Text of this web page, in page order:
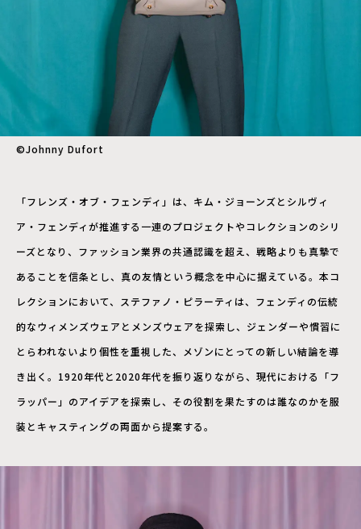
©︎Johnny Dufort
「フレンズ・オブ・フェンディ」は、キム・ジョーンズとシルヴィ
ア・フェンディが推進する一連のプロジェクトやコレクションのシリ
ーズとなり、ファッション業界の共通認識を超え、戦略よりも真摯で
あることを信条とし、真の友情という概念を中心に据えている。本コ
レクションにおいて、ステファノ・ピラーティは、フェンディの伝統
的なウィメンズウェアとメンズウェアを探索し、ジェンダーや慣習に
とらわれないより個性を重視した、メゾンにとっての新しい結論を導
き出く。1920年代と2020年代を振り返りながら、現代における「フ
ラッパー」のアイデアを探索し、その役割を果たすのは誰なのかを服
装とキャスティングの両面から提案する。